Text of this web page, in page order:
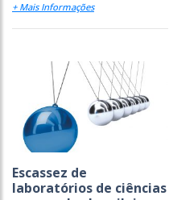
+ Mais Informações
Escassez de
laboratórios de ciências